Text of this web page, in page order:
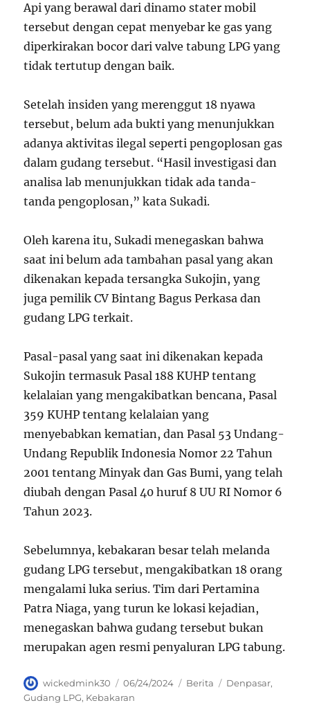
Api yang berawal dari dinamo stater mobil
tersebut dengan cepat menyebar ke gas yang
diperkirakan bocor dari valve tabung LPG yang
tidak tertutup dengan baik.
Setelah insiden yang merenggut 18 nyawa
tersebut, belum ada bukti yang menunjukkan
adanya aktivitas ilegal seperti pengoplosan gas
dalam gudang tersebut. “Hasil investigasi dan
analisa lab menunjukkan tidak ada tanda-
tanda pengoplosan,” kata Sukadi.
Oleh karena itu, Sukadi menegaskan bahwa
saat ini belum ada tambahan pasal yang akan
dikenakan kepada tersangka Sukojin, yang
juga pemilik CV Bintang Bagus Perkasa dan
gudang LPG terkait.
Pasal-pasal yang saat ini dikenakan kepada
Sukojin termasuk Pasal 188 KUHP tentang
kelalaian yang mengakibatkan bencana, Pasal
359 KUHP tentang kelalaian yang
menyebabkan kematian, dan Pasal 53 Undang-
Undang Republik Indonesia Nomor 22 Tahun
2001 tentang Minyak dan Gas Bumi, yang telah
diubah dengan Pasal 40 huruf 8 UU RI Nomor 6
Tahun 2023.
Sebelumnya, kebakaran besar telah melanda
gudang LPG tersebut, mengakibatkan 18 orang
mengalami luka serius. Tim dari Pertamina
Patra Niaga, yang turun ke lokasi kejadian,
menegaskan bahwa gudang tersebut bukan
merupakan agen resmi penyaluran LPG tabung.
Author
wickedmink30
Posted
on
06/24/2024 Categories
Berita Tags
Denpasar,
Gudang LPG, Kebakaran